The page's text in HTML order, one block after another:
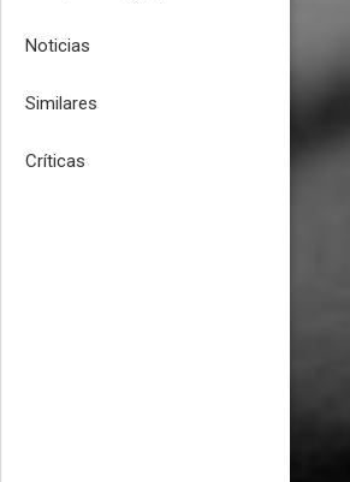
Noticias
Similares
Críticas